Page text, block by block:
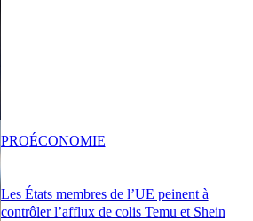
Les États membres de l’UE peinent à
contrôler l’afflux de colis Temu et Shein
PROÉCONOMIE